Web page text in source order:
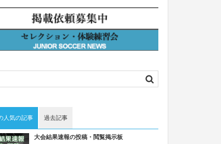
人気の記事 過去記事
大会結果速報の投稿・閲覧掲示板